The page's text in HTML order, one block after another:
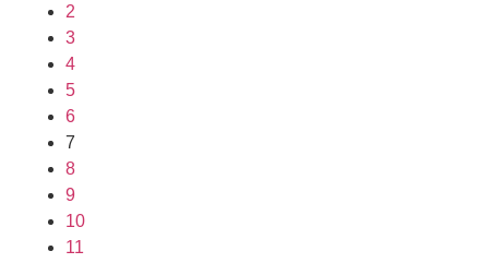
2
3
4
5
6
7
8
9
10
11